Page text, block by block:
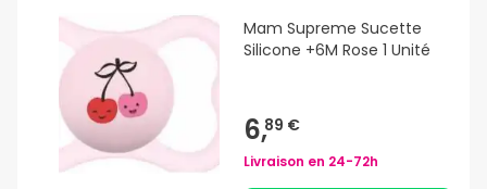
Mam Supreme Sucette
Silicone +6M Rose 1 Unité
6,89 €
Livraison en 24-72h